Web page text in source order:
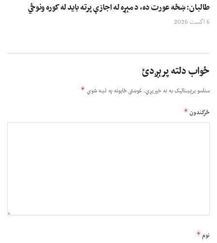
طالبان: ښځه عورت ده، د مېړه له اجازې پرته باید له کوره ونوځي
6 اگست 2026
ځواب دلته پرېږدئ
ستاسو برېښناليک به نه خپريږي.غوښتى ځایونه په نښه شوي *
څرگندون*
نوم*